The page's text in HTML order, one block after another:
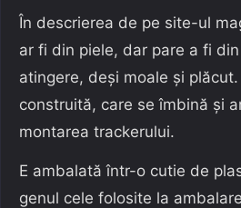
În descrierea de pe site-ul
ar fi din piele, dar pare a fi
atingere, deși moale și
construită, care se îmbină și
montarea trackerului.
E ambalată într-o cutie de
genul cele folosite la